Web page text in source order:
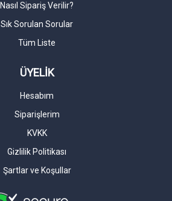
Nasıl Sipariş Verilir?
Sık Sorulan Sorular
Tüm Liste
ÜYELİK
Hesabım
Siparişlerim
KVKK
Gizlilik Politikası
Şartlar ve Koşullar